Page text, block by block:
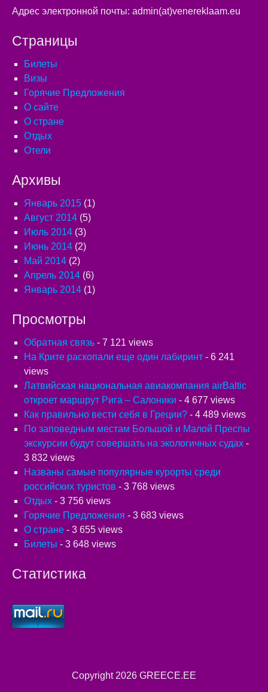
Адрес электронной почты: admin(at)venereklaam.eu
Страницы
Билеты
Визы
Горячие Предложения
О сайте
О стране
Отдых
Отели
Архивы
Январь 2015 (1)
Август 2014 (5)
Июль 2014 (3)
Июнь 2014 (2)
Май 2014 (2)
Апрель 2014 (6)
Январь 2014 (1)
Просмотры
Обратная связь - 7 121 views
На Крите раскопали еще один лабиринт - 6 241
views
Латвийская национальная авиакомпания airBaltic
откроет маршрут Рига – Салоники - 4 677 views
Как правильно вести себя в Греции? - 4 489 views
По заповедным местам Большой и Малой Преспы
экскурсии будут совершать на экологичных судах -
3 832 views
Названы самые популярные курорты среди
российских туристов - 3 768 views
Отдых - 3 756 views
Горячие Предложения - 3 683 views
О стране - 3 655 views
Билеты - 3 648 views
Статистика
Copyright 2026 GREECE.EE